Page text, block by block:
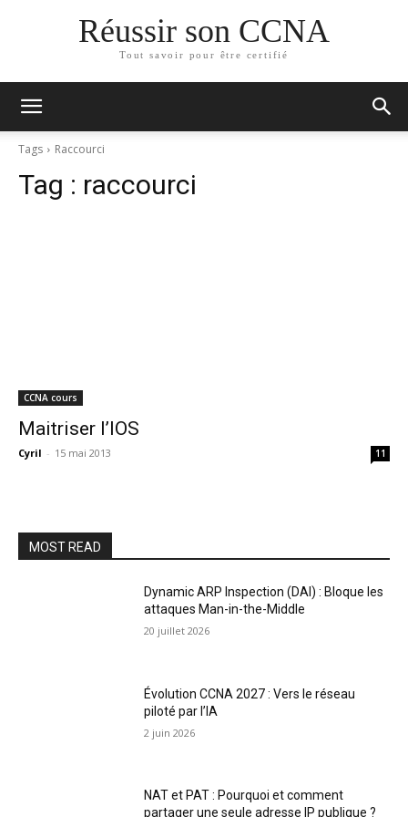
Réussir son CCNA
Tout savoir pour être certifié
Tags Rac­cour­ci
Tag : raccourci
CCNA cours
Maitriser l’IOS
Cyril - 15 mai 2013 11
MOST READ
Dynamic ARP Inspection (DAI) : Bloque les
attaques Man-in-the-Middle
20 juillet 2026
Évolution CCNA 2027 : Vers le réseau
piloté par l’IA
2 juin 2026
NAT et PAT : Pourquoi et comment
partager une seule adresse IP publique ?